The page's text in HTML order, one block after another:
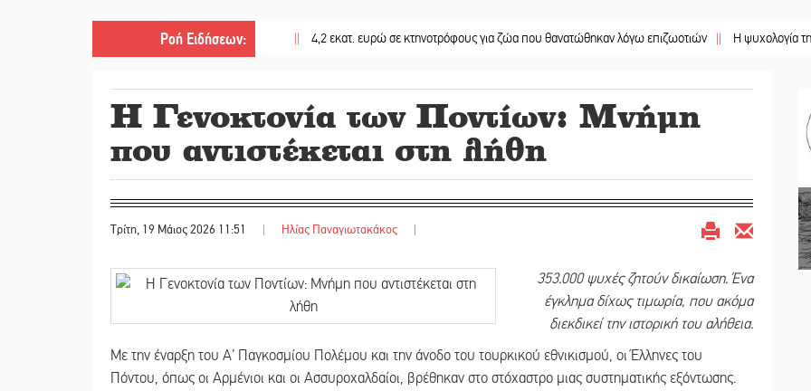
Ροή Ειδήσεων:
|| 4,2 εκατ. ευρώ σε κτηνοτρόφους για ζώα που θανατώθηκαν λόγω επιζωοτιών || Η ψυχολογία της
Η Γενοκτονία των Ποντίων: Μνήμη
που αντιστέκεται στη λήθη
Τρίτη, 19 Μάιος 2026 11:51 | Ηλίας Παναγιωτακάκος |
353.000 ψυχές ζητούν δικαίωση. Ένα
έγκλημα δίχως τιμωρία, που ακόμα
διεκδικεί την ιστορική του αλήθεια.
Με την έναρξη του Α’ Παγκοσμίου Πολέμου και την άνοδο του τουρκικού εθνικισμού, οι Έλληνες του
Πόντου, όπως οι Αρμένιοι και οι Ασσυροχαλδαίοι, βρέθηκαν στο στόχαστρο μιας συστηματικής εξόντωσης.